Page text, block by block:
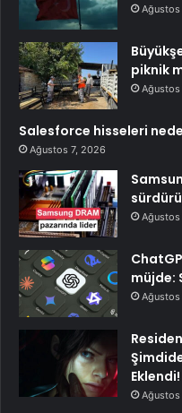
Ağustos
piknik
Ağustos
Salesforce hisseleri
Ağustos 7, 2026
Ağustos
müjde:
Ağustos
Eklendi!
Ağustos